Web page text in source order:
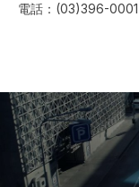
電話：(03)396-0001